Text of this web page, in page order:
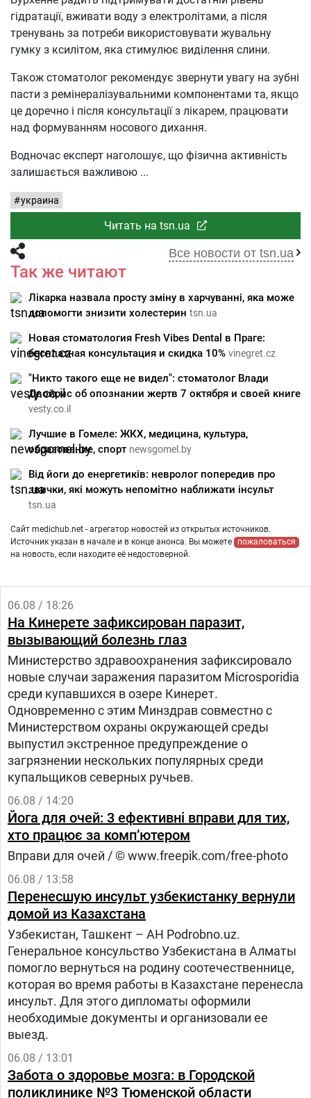
гідратації, вживати воду з електролітами, а після
тренувань за потреби використовувати жувальну
гумку з ксилітом, яка стимулює виділення слини.
Також стоматолог рекомендує звернути увагу на зубні
пасти з ремінералізувальними компонентами та, якщо
це доречно і після консультації з лікарем, працювати
над формуванням носового дихання.
Водночас експерт наголошує, що фізична активність
залишається важливою
украина
Читать на tsn.ua
Все новости от tsn.ua
Так же читают
Лікарка назвала просту зміну в харчуванні, яка може
допомогти знизити холестерин tsn.ua
Новая стоматология Fresh Vibes Dental в Праге:
бесплатная консультация и скидка 10% vinegret.cz
"Никто такого еще не видел": стоматолог Влади
Двойрис об опознании жертв 7 октября и своей книге
vesty.co.il
Лучшие в Гомеле: ЖКХ, медицина, культура,
образование, спорт newsgomel.by
Від йоги до енергетиків: невролог попередив про
звички, які можуть непомітно наближати інсульт
tsn.ua
Сайт medichub.net - агрегатор новостей из открытых источников.
Источник указан в начале и в конце анонса. Вы можете
пожаловаться
на новость, если находите её недостоверной.
06.08 / 18:26
На Кинерете зафиксирован паразит,
вызывающий болезнь глаз
Министерство здравоохранения зафиксировало
новые случаи заражения паразитом Microsporidia
среди купавшихся в озере Кинерет.
Одновременно с этим Минздрав совместно с
Министерством охраны окружающей среды
выпустил экстренное предупреждение о
загрязнении нескольких популярных среди
купальщиков северных ручьев.
06.08 / 14:20
Йога для очей: 3 ефективні вправи для тих,
хто працює за комп’ютером
Вправи для очей / © www.freepik.com/free-photo
06.08 / 13:58
Перенесшую инсульт узбекистанку вернули
домой из Казахстана
Узбекистан, Ташкент – АН Podrobno.uz.
Генеральное консульство Узбекистана в Алматы
помогло вернуться на родину соотечественнице,
которая во время работы в Казахстане перенесла
инсульт. Для этого дипломаты оформили
необходимые документы и организовали ее
выезд.
06.08 / 13:01
Забота о здоровье мозга: в Городской
поликлинике №3 Тюменской области